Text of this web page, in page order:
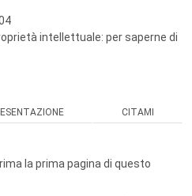
intellettuale: per saperne di
CITAMI
la prima pagina di questo